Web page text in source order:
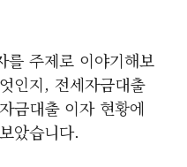
를 주제로 이야기해보
인지, 전세자금대출
금대출 이자 현황에
았습니다.